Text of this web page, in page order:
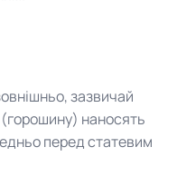
зазвичай
(горошину) наносять
перед статевим